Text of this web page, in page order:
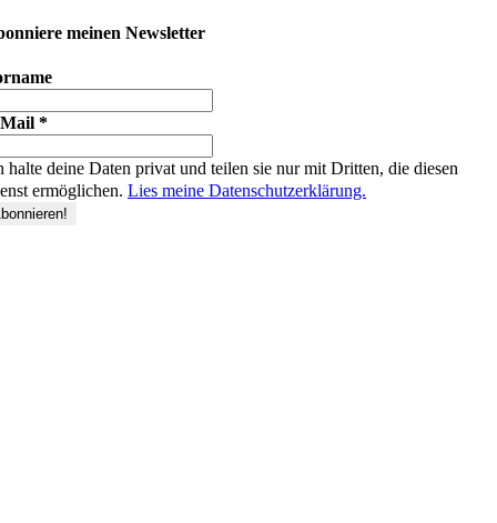
meinen Newsletter
*
halte deine Daten privat und teilen sie nur mit Dritten, die diesen
ermöglichen. Lies meine Datenschutzerklärung.